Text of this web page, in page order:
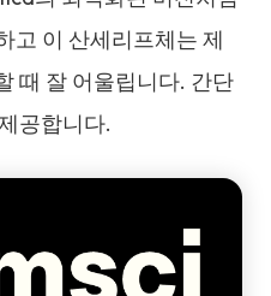
고 이 산세리프체는 제
때 잘 어울립니다. 간단
공합니다.